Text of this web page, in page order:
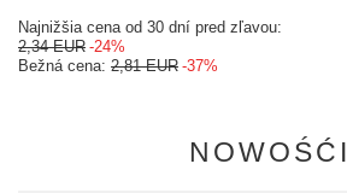
Najnižšia cena od 30 dní pred zľavou:
2,34 EUR -24%
Bežná cena: 2,81 EUR -37%
NOWOŚĆI